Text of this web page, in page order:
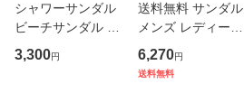
シャワーサンダル
ビーチサンダル メ
ンズ レディース S
S 春夏 新作 春新作
3,300円
送料無料 サンダル
メンズ レディース
AW 秋冬 新作 秋新
作 冬新作 クロック
6,270円
送料無料